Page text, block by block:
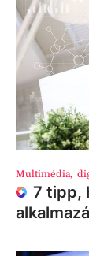
Multimédia,
7 tipp,